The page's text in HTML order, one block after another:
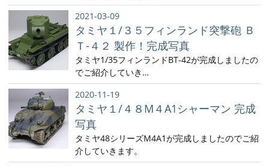
2021-03-09
タミヤ１/３５フィンランド突撃砲 Ｂ
Ｔ-４２ 製作！完成写真
タミヤ1/35フィンランドBT-42が完成しましたの
でご紹介していき…
2020-11-19
タミヤ１/４８M４A1シャーマン 完成
写真
タミヤ48シリーズM4A1が完成しましたのでご紹
介していきます。